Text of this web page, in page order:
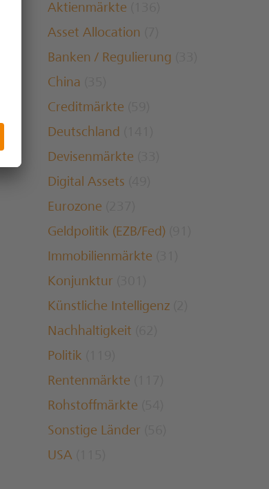
Aktienmärkte
Asset Allocation
Banken / Regulierung
China
Creditmärkte
Deutschland
Devisenmärkte
Digital Assets
Eurozone
Geldpolitik (EZB/Fed)
Immobilienmärkte
Konjunktur
Künstliche Intelligenz
Nachhaltigkeit
Politik
Rentenmärkte
Rohstoffmärkte
Sonstige Länder
USA